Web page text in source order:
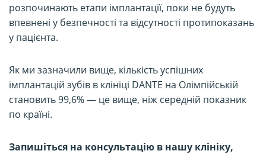
розпочинають етапи імплантації, поки не будуть
впевнені у безпечності та відсутності протипоказань
у пацієнта.
Як ми зазначили вище, кількість успішних
імплантацій зубів в клініці DANTE на Олімпійській
становить 99,6% — це вище, ніж середній показник
по країні.
Запишіться на консультацію в нашу клініку,